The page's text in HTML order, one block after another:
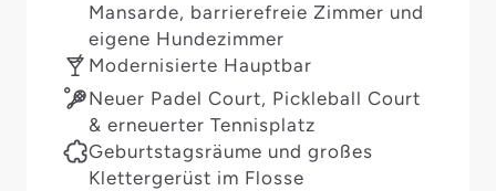
Mansarde, barrierefreie Zimmer und
eigene Hundezimmer
Modernisierte Hauptbar
Neuer Padel Court, Pickleball Court
& erneuerter Tennisplatz
Geburtstagsräume und großes
Klettergerüst im Flosse